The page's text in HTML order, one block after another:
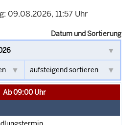
09.08.2026, 11:57 Uhr
Datum und Sortierung
Ab 09:00 Uhr